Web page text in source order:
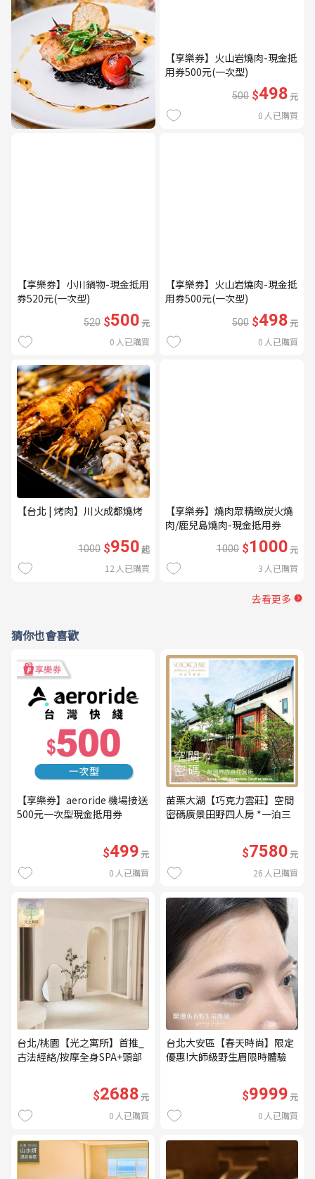
【享樂券】火山岩燒肉-現金抵
用券500元(一次型)
500 $498元
0 人已購買
【享樂券】小川鍋物-現金抵用
券520元(一次型)
520 $500元
0 人已購買
【享樂券】火山岩燒肉-現金抵
用券500元(一次型)
500 $498元
0 人已購買
【台北 | 烤肉】川火成都燒烤
1000 $950起
12 人已購買
【享樂券】燒肉眾精緻炭火燒
肉/鹿兒島燒肉-現金抵用券
1000 $1000元
3 人已購買
去看更多
猜你也會喜歡
【享樂券】aeroride 機場接送
500元一次型現金抵用券
$499元
0 人已購買
苗栗大湖【巧克力雲莊】空間
密碼廣景田野四人房 *一泊三
$7580元
26 人已購買
台北/桃園【光之寓所】首推_
古法經絡/按摩全身SPA+頭部
$2688元
0 人已購買
台北大安區【春天時尚】限定
優惠!大師級野生眉限時體驗
優惠券（無補色） (MO)
$9999元
0 人已購買